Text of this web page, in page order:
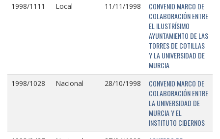
1998/1111 Local 11/11/1998
CONVENIO MARCO DE
COLABORACIÓN ENTRE
EL ILUSTRÍSIMO
AYUNTAMIENTO DE LAS
TORRES DE COTILLAS
Y LA UNIVERSIDAD DE
MURCIA
1998/1028 Nacional 28/10/1998
CONVENIO MARCO DE
COLABORACIÓN ENTRE
LA UNIVERSIDAD DE
MURCIA Y EL
INSTITUTO CIBERNOS